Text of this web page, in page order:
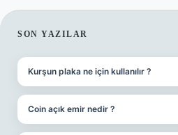
SIDEBAR
SON YAZILAR
Kurşun plaka ne için kullanılır ?
Coin açık emir nedir ?